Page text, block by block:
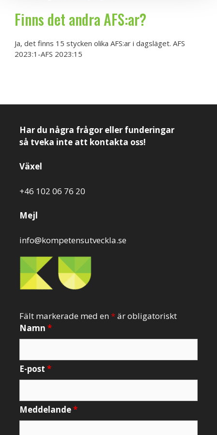
Finns det andra AFS:ar?
Ja, det finns 15 stycken olika AFS:ar i dagsläget. AFS
2023:1-AFS 2023:15
Har du några frågor eller funderingar
så tveka inte att kontakta oss!
Växel
+46 102 06 76 20
Mejl
info@kompetensutveckla.se
Fält markerade med en*är obligatoriskt
Namn *
E-post *
Meddelande*